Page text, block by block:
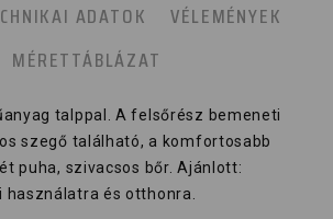
ADATOK
VÉLEMÉNYEK
MÉRETTÁBLÁZAT
talppal. A felsőrész bemeneti
szegő található, a komfortosabb
puha, szivacsos bőr. Ajánlott:
használatra és otthonra.